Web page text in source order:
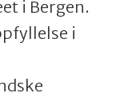
i Bergen.
i